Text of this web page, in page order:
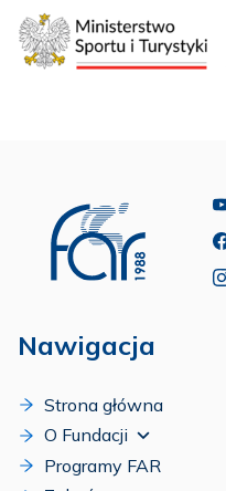
Nawigacja
Strona główna
O Fundacji
Programy FAR